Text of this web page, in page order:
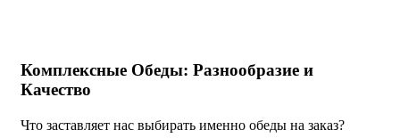
Комплексные Обеды: Разнообразие и
Качество
Что заставляет нас выбирать именно обеды на заказ?